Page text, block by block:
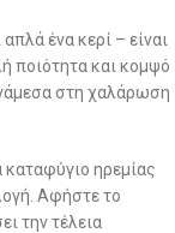
ένα κερί – είναι
ποιότητα και κομψό
στη χαλάρωση
ηρεμίας
Αφήστε το
την τέλεια